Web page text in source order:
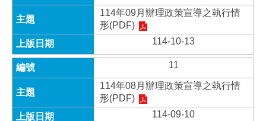
114年09月辦理政策宣導之執行情
形(PDF)
114-10-13
11
114年08月辦理政策宣導之執行情
形(PDF)
114-09-10